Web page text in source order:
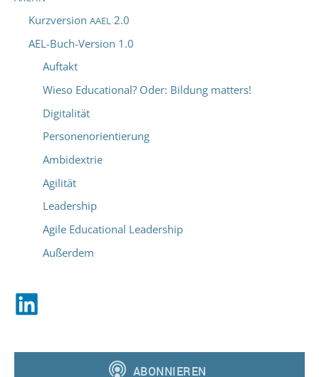
Kurzversion AAEL 2.0
AEL-Buch-Version 1.0
Auftakt
Wieso Educational? Oder: Bildung matters!
Digitalität
Personenorientierung
Ambidextrie
Agilität
Leadership
Agile Educational Leadership
Außerdem